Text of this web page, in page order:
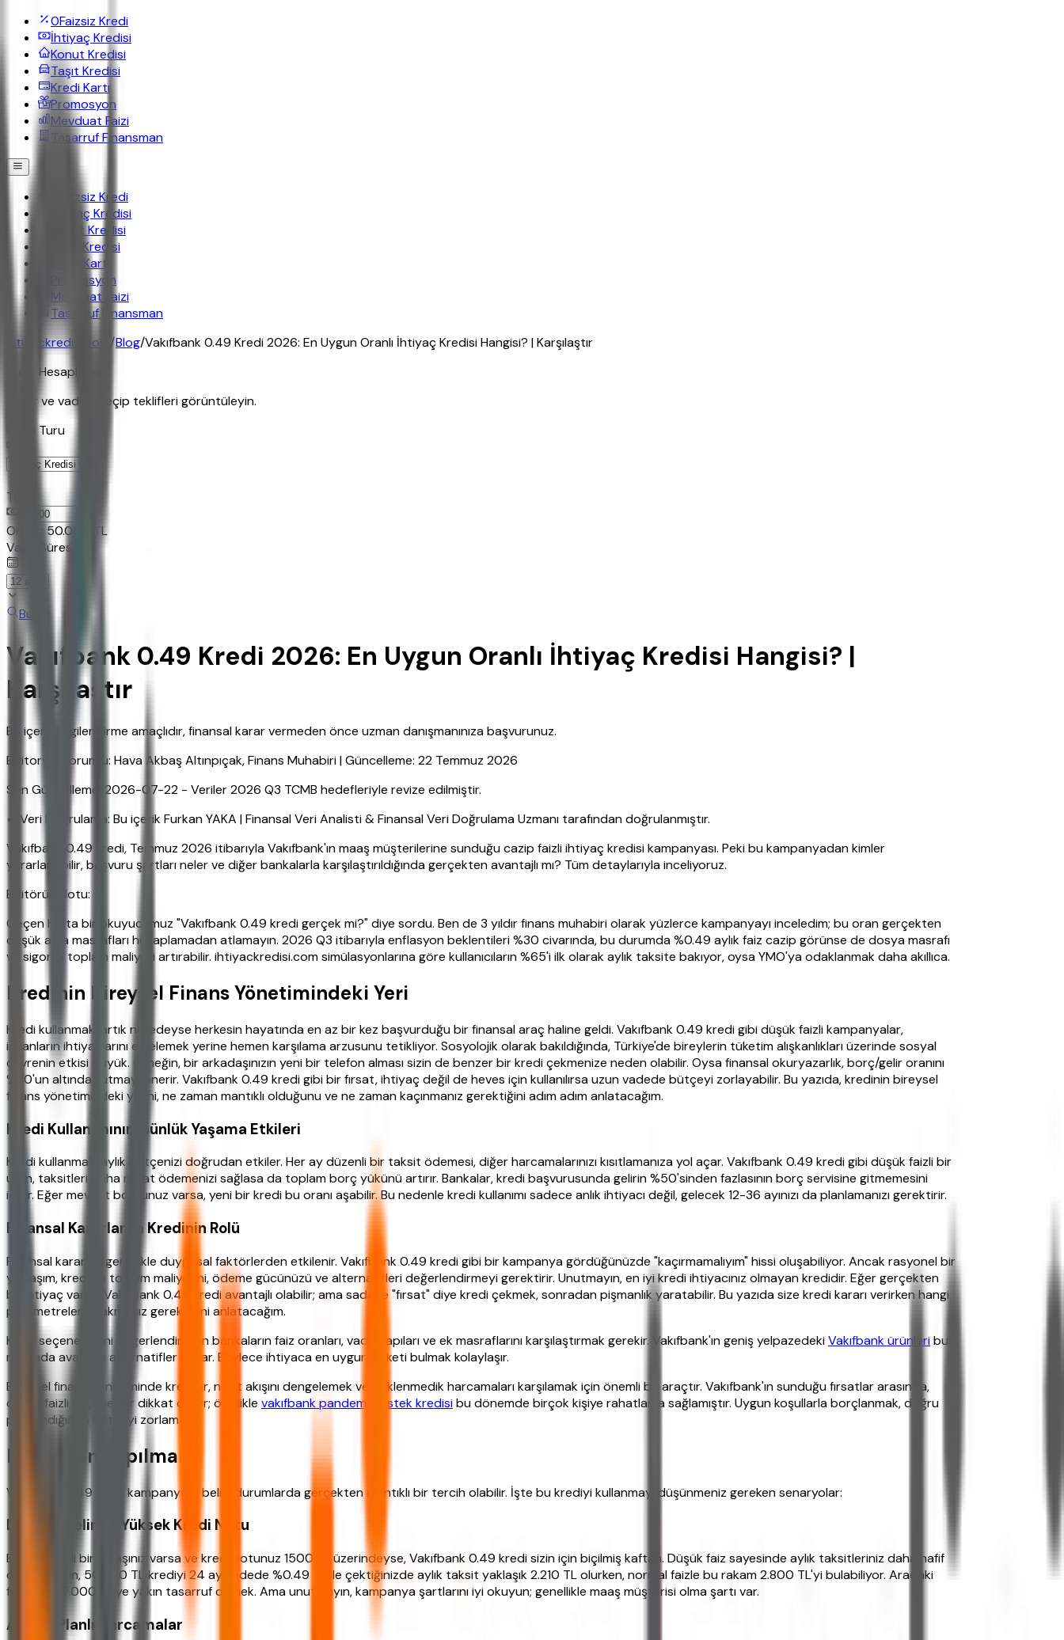
0Faizsiz Kredi
İhtiyaç Kredisi
Konut Kredisi
Taşıt Kredisi
Kredi Kartı
Promosyon
Mevduat Faizi
Tasarruf Finansman
Faizsiz Kredi
İhtiyaç Kredisi
Konut Kredisi
Taşıt Kredisi
Kredi Kartı
Promosyon
Mevduat Faizi
Tasarruf Finansman
ihtiyackredisi.com /Blog/Vakıfbank 0.49 Kredi 2026: En Uygun Oranlı İhtiyaç Kredisi Hangisi? | Karşılaştır
Kredi Hesaplama
Tutar ve vadeyi seçip teklifleri görüntüleyin.
Kredi Turu
Tutar
Ornek: 50.000
TL
Vade Süresi
Bul
Vakıfbank 0.49 Kredi 2026: En Uygun Oranlı İhtiyaç Kredisi Hangisi? |
Karşılaştır
Bu içerik bilgilendirme amaçlıdır, finansal karar vermeden önce uzman danışmanınıza başvurunuz.
Editoryal Sorumlu: Hava Akbaş Altınpıçak, Finans Muhabiri | Güncelleme: 22 Temmuz 2026
Son Güncelleme: 2026-07-22 - Veriler 2026 Q3 TCMB hedefleriyle revize edilmiştir.
✔ Veri Doğrulama: Bu içerik Furkan YAKA | Finansal Veri Analisti & Finansal Veri Doğrulama Uzmanı tarafından doğrulanmıştır.
Vakıfbank 0.49 kredi, Temmuz 2026 itibarıyla Vakıfbank'ın maaş müşterilerine sunduğu cazip faizli ihtiyaç kredisi kampanyası. Peki bu kampanyadan kimler
yararlanabilir, başvuru şartları neler ve diğer bankalarla karşılaştırıldığında gerçekten avantajlı mı? Tüm detaylarıyla inceliyoruz.
Editörün Notu:
Geçen hafta bir okuyucumuz "Vakıfbank 0.49 kredi gerçek mi?" diye sordu. Ben de 3 yıldır finans muhabiri olarak yüzlerce kampanyayı inceledim; bu oran gerçekten
düşük ama masrafları hesaplamadan atlamayın. 2026 Q3 itibarıyla enflasyon beklentileri %30 civarında, bu durumda %0.49 aylık faiz cazip görünse de dosya masrafı
ve sigorta toplam maliyeti artırabilir. ihtiyackredisi.com simülasyonlarına göre kullanıcıların %65'i ilk olarak aylık taksite bakıyor, oysa YMO'ya odaklanmak daha akıllıca.
Kredinin Bireysel Finans Yönetimindeki Yeri
Kredi kullanmak, artık neredeyse herkesin hayatında en az bir kez başvurduğu bir finansal araç haline geldi. Vakıfbank 0.49 kredi gibi düşük faizli kampanyalar,
insanların ihtiyaçlarını ertelemek yerine hemen karşılama arzusunu tetikliyor. Sosyolojik olarak bakıldığında, Türkiye'de bireylerin tüketim alışkanlıkları üzerinde sosyal
çevrenin etkisi büyük. Örneğin, bir arkadaşınızın yeni bir telefon alması sizin de benzer bir kredi çekmenize neden olabilir. Oysa finansal okuryazarlık, borç/gelir oranını
%30'un altında tutmayı önerir. Vakıfbank 0.49 kredi gibi bir fırsat, ihtiyaç değil de heves için kullanılırsa uzun vadede bütçeyi zorlayabilir. Bu yazıda, kredinin bireysel
finans yönetimindeki yerini, ne zaman mantıklı olduğunu ve ne zaman kaçınmanız gerektiğini adım adım anlatacağım.
Kredi Kullanımının Günlük Yaşama Etkileri
Kredi kullanmak, aylık bütçenizi doğrudan etkiler. Her ay düzenli bir taksit ödemesi, diğer harcamalarınızı kısıtlamanıza yol açar. Vakıfbank 0.49 kredi gibi düşük faizli bir
ürün, taksitleri daha rahat ödemenizi sağlasa da toplam borç yükünü artırır. Bankalar, kredi başvurusunda gelirin %50'sinden fazlasının borç servisine gitmemesini
ister. Eğer mevcut borcunuz varsa, yeni bir kredi bu oranı aşabilir. Bu nedenle kredi kullanımı sadece anlık ihtiyacı değil, gelecek 12-36 ayınızı da planlamanızı gerektirir.
Finansal Kararlarda Kredinin Rolü
Finansal kararlar, genellikle duygusal faktörlerden etkilenir. Vakıfbank 0.49 kredi gibi bir kampanya gördüğünüzde "kaçırmamalıyım" hissi oluşabiliyor. Ancak rasyonel bir
yaklaşım, kredinin toplam maliyetini, ödeme gücünüzü ve alternatifleri değerlendirmeyi gerektirir. Unutmayın, en iyi kredi ihtiyacınız olmayan kredidir. Eğer gerçekten
bir ihtiyaç varsa, Vakıfbank 0.49 kredi avantajlı olabilir; ama sadece "fırsat" diye kredi çekmek, sonradan pişmanlık yaratabilir. Bu yazıda size kredi kararı verirken hangi
parametrelere bakmanız gerektiğini anlatacağım.
Kredi seçeneklerini değerlendirirken bankaların faiz oranları, vade yapıları ve ek masraflarını karşılaştırmak gerekir. Vakıfbank'ın geniş yelpazedekiVakıfbank ürünleribu
noktada avantajlı alternatifler sunar. Böylece ihtiyaca en uygun paketi bulmak kolaylaşır.
Bireysel finans yönetiminde krediler, nakit akışını dengelemek ve beklenmedik harcamaları karşılamak için önemli bir araçtır. Vakıfbank'ın sunduğu fırsatlar arasında,
düşük faizli seçenekler dikkat çeker; özellikle vakıfbank pandemi destek kredisibu dönemde birçok kişiye rahatlama sağlamıştır. Uygun koşullarla borçlanmak, doğru
planlandığında bütçeyi zorlamaz.
Ne Zaman Yapılmalı?
Vakıfbank 0.49 kredi kampanyası, belirli durumlarda gerçekten mantıklı bir tercih olabilir. İşte bu krediyi kullanmayı düşünmeniz gereken senaryolar:
Düzenli Gelir ve Yüksek Kredi Notu
Eğer düzenli bir maaşınız varsa ve kredi notunuz 1500'ün üzerindeyse, Vakıfbank 0.49 kredi sizin için biçilmiş kaftan. Düşük faiz sayesinde aylık taksitleriniz daha hafif
olur. Örneğin, 50.000 TL krediyi 24 ay vadede %0.49 faizle çektiğinizde aylık taksit yaklaşık 2.210 TL olurken, normal faizle bu rakam 2.800 TL'yi bulabiliyor. Aradaki
fark yılda 7.000 TL'ye yakın tasarruf demek. Ama unutmayın, kampanya şartlarını iyi okuyun; genellikle maaş müşterisi olma şartı var.
Acil ve Planlı Harcamalar